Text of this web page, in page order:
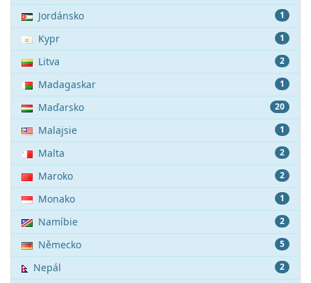
1
Jordánsko
1
Kypr
2
Litva
1
Madagaskar
20
Maďarsko
1
Malajsie
2
Malta
2
Maroko
1
Monako
2
Namíbie
5
Německo
2
Nepál